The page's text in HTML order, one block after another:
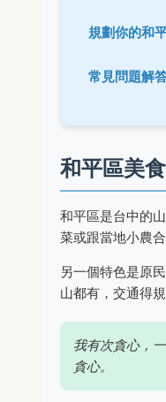
規劃你的和
常見問題解
和平區美
和平區是台中的
菜或跟當地小農
另一個特色是原
山都有，交通得
我有次貪心，
貪心。